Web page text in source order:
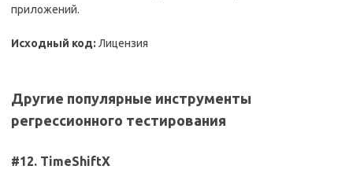
приложений.
Исходный код: Лицензия
Другие популярные инструменты
регрессионного тестирования
#12. TimeShiftX